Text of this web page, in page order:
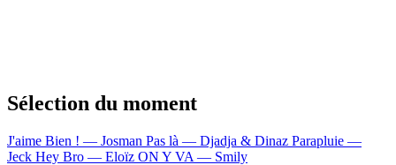
Sélection du moment
J'aime Bien ! — Josman Pas là — Djadja & Dinaz Parapluie —
Jeck Hey Bro — Eloïz ON Y VA — Smily